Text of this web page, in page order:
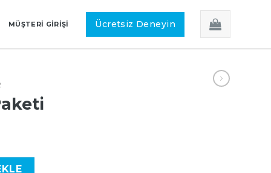
MÜŞTERI GIRIŞI Ücretsiz Deneyin